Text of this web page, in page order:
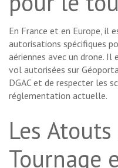
En France et en Europe, il
autorisations spécifiques
aériennes avec un drone.
vol autorisées sur
DGAC et de respecter les
réglementation actuelle.
Les Atouts
Tournage